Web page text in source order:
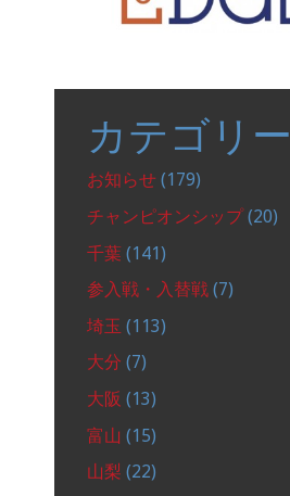
カテゴリー
お知らせ (179)
チャンピオンシップ(20)
千葉 (141)
参入戦・入替戦 (7)
埼玉 (113)
大分 (7)
大阪 (13)
富山 (15)
山梨 (22)